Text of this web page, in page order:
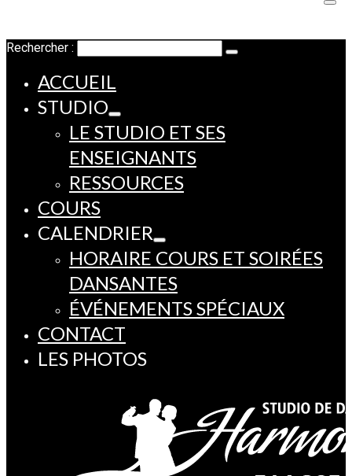
Rechercher :
ACCUEIL
STUDIO
LE STUDIO ET SES
ENSEIGNANTS
RESSOURCES
COURS
CALENDRIER
HORAIRE COURS ET SOIRÉES
DANSANTES
ÉVÉNEMENTS SPÉCIAUX
CONTACT
LES PHOTOS